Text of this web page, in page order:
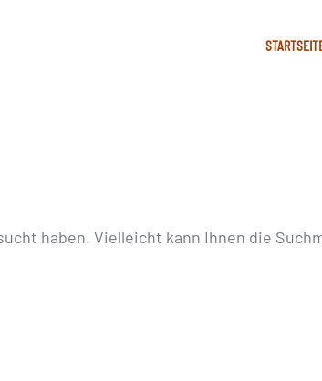
haben. Vielleicht kann Ihnen die